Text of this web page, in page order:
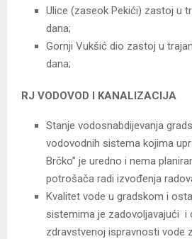
Ulice (zaseok Pekići) zastoj u
dana;
Gornji Vukšić dio zastoj u
dana;
RJ VODOVOD I KANALIZACIJA
Stanje vodosnabdijevanja
vodovodnih sistema kojima
Brčko” je uredno i nema
potrošača radi izvođenja
Kvalitet vode u gradskom i
sistemima je zadovoljavajući i
zdravstvenoj ispravnosti vode